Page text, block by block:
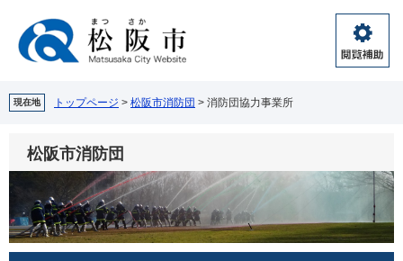
へ
閲
覧
現在地 トップページ > 松阪市消防団 > 消防団協力事業所
松阪市消防団